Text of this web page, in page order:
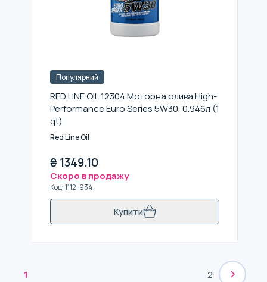
Популярний
RED LINE OIL 12304 Моторна олива High-
Performance Euro Series 5W30, 0.946л (1
qt)
Red Line Oil
₴ 1349.10
Скоро в продажу
Код:1112-934
Купити
1 2